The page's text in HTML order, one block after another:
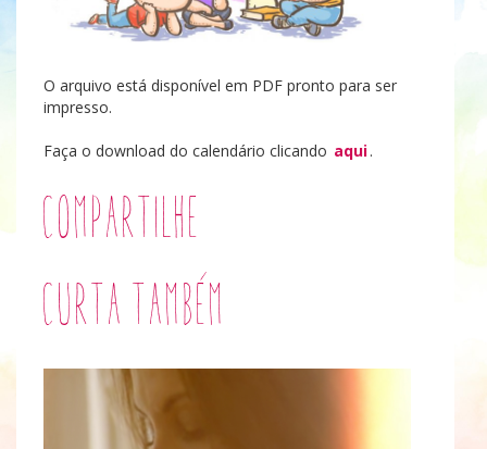
O arquivo está disponível em PDF pronto para ser
impresso.
Faça o download do calendário clicando aqui.
Compartilhe
Curta também